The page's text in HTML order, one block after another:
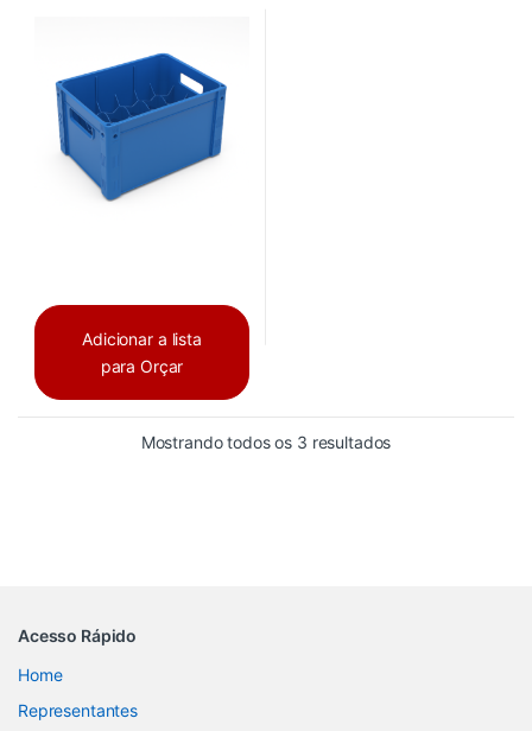
Adicionar a lista
para Orçar
Mostrando todos os 3 resultados
Acesso Rápido
Home
Representantes